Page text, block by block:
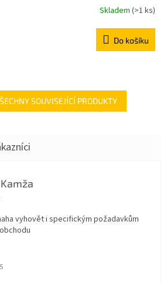
Skladem (>1 ks)
Do košíku
SOUVISEJÍCÍ PRODUKTY
obchodu je 5 z 5 hvězdiček.
vyhovět i specifickým požadavkům
obchodu je 5 z 5 hvězdiček.